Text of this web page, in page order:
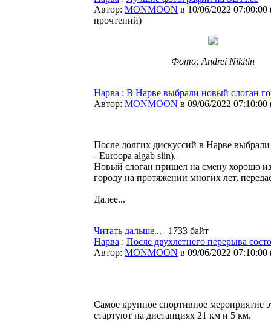
Автор: MONMOON в 10/06/2022 07:00:00
прочтений)
Фото: Andrei Nikitin
Нарва : В Нарве выбрали новый слоган
Автор: MONMOON в 09/06/2022 07:10:00
После долгих дискуссий в Нарве
- Euroopa algab siin).
Новый слоган пришел на смену хорошо
городу на протяжении многих лет,
Далее...
Читать дальше... | 1733 байт
Нарва : После двухлетнего перерыва
Автор: MONMOON в 09/06/2022 07:10:00
Самое крупное спортивное мероприятие
стартуют на дистанциях 21 км и 5 км.